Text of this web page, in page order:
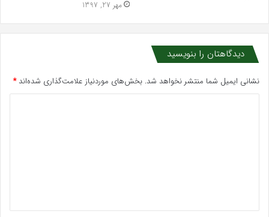
مهر 27, 1397
دیدگاهتان را بنویسید
نشانی ایمیل شما منتشر نخواهد شد. بخش‌های موردنیاز علامت‌گذاری شده‌اند*
*